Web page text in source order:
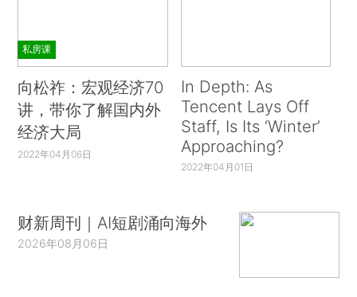
私房课
向松祚：宏观经济70
讲，带你了解国内外
经济大局
2022年04月06日
In Depth: As
Tencent Lays Off
Staff, Is Its ‘Winter’
Approaching?
2022年04月01日
财新周刊｜AI短剧涌向海外
2026年08月06日